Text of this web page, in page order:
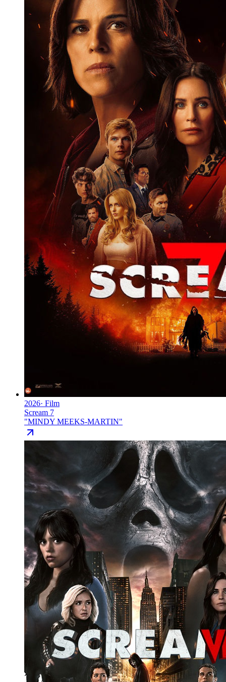
2026· Film
Scream 7
"MINDY MEEKS-MARTIN"